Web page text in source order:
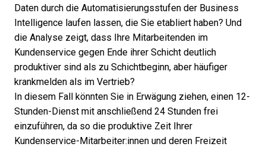
Daten durch die Automatisierungsstufen der Business
Intelligence laufen lassen, die Sie etabliert haben? Und
die Analyse zeigt, dass Ihre Mitarbeitenden im
Kundenservice gegen Ende ihrer Schicht deutlich
produktiver sind als zu Schichtbeginn, aber häufiger
krankmelden als im Vertrieb?
In diesem Fall könnten Sie in Erwägung ziehen, einen 12-
Stunden-Dienst mit anschließend 24 Stunden frei
einzuführen, da so die produktive Zeit Ihrer
Kundenservice-Mitarbeiter:innen und deren Freizeit